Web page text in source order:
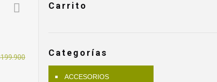
199.900
Carrito
Categorías
ACCESORIOS